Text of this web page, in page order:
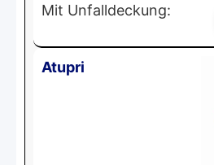
Mit Unfalldeckung:
Atupri